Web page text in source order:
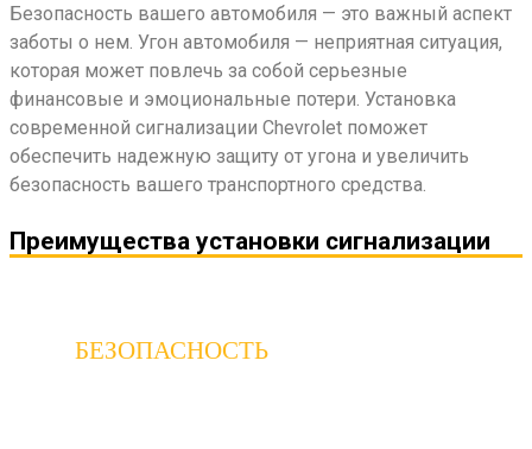
Безопасность вашего автомобиля — это важный аспект
заботы о нем. Угон автомобиля — неприятная ситуация,
которая может повлечь за собой серьезные
финансовые и эмоциональные потери. Установка
современной сигнализации Chevrolet поможет
обеспечить надежную защиту от угона и увеличить
безопасность вашего транспортного средства.
Преимущества установки сигнализации
БЕЗОПАСНОСТЬ